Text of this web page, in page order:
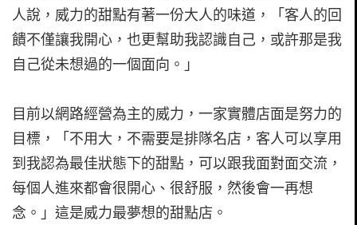
人說，威力的甜點有著一份大人的味道，「客人的回
饋不僅讓我開心，也更幫助我認識自己，或許那是我
自己從未想過的一個面向。」
目前以網路經營為主的威力，一家實體店面是努力的
目標，「不用大，不需要是排隊名店，客人可以享用
到我認為最佳狀態下的甜點，可以跟我面對面交流，
每個人進來都會很開心、很舒服，然後會一再想
念。」這是威力最夢想的甜點店。